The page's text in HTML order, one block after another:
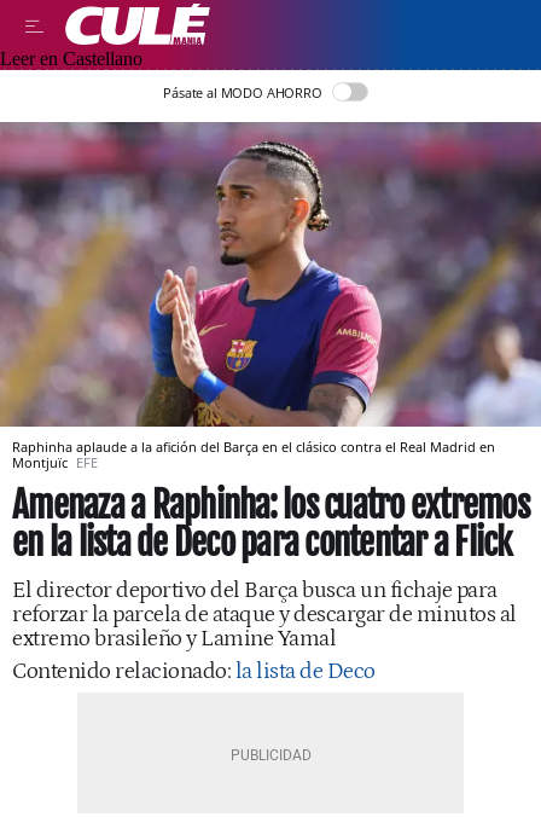
Leer en Castellano
Pásate al MODO AHORRO
Raphinha aplaude a la afición del Barça en el clásico contra el Real Madrid en
Montjuïc EFE
Amenaza a Raphinha: los cuatro extremos
en la lista de Deco para contentar a Flick
El director deportivo del Barça busca un fichaje para
reforzar la parcela de ataque y descargar de minutos al
extremo brasileño y Lamine Yamal
Contenido relacionado: la lista de Deco